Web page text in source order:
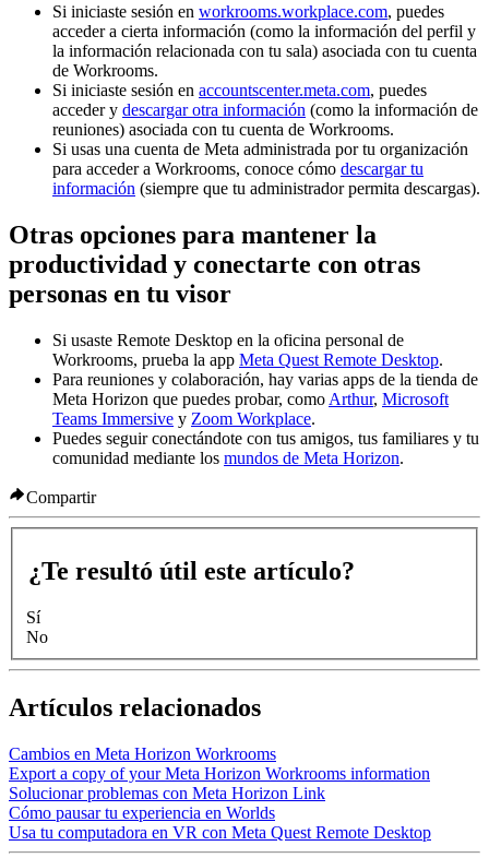
Si iniciaste sesión en workrooms.workplace.com, puedes
acceder a cierta información (como la información del perfil y
la información relacionada con tu sala) asociada con tu cuenta
de Workrooms.
Si iniciaste sesión en accountscenter.meta.com, puedes
acceder y descargar otra información (como la información de
reuniones) asociada con tu cuenta de Workrooms.
Si usas una cuenta de Meta administrada por tu organización
para acceder a Workrooms, conoce cómo descargar tu
información (siempre que tu administrador permita descargas).
Otras opciones para mantener la
productividad y conectarte con otras
personas en tu visor
Si usaste Remote Desktop en la oficina personal de
Workrooms, prueba la app Meta Quest Remote Desktop.
Para reuniones y colaboración, hay varias apps de la tienda de
Meta Horizon que puedes probar, como Arthur, Microsoft
Teams Immersive y Zoom Workplace.
Puedes seguir conectándote con tus amigos, tus familiares y tu
comunidad mediante los mundos de Meta Horizon.
Compartir
¿Te resultó útil este artículo?
Sí
No
Artículos relacionados
Cambios en Meta Horizon Workrooms
Export a copy of your Meta Horizon Workrooms information
Solucionar problemas con Meta Horizon Link
Cómo pausar tu experiencia en Worlds
Usa tu computadora en VR con Meta Quest Remote Desktop